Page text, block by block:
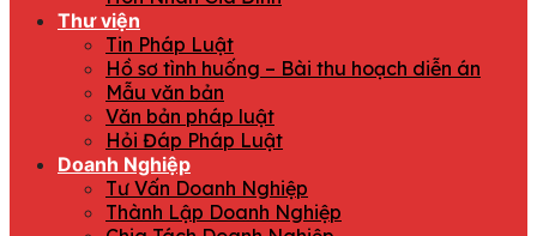
Thư viện
Tin Pháp Luật
Hồ sơ tình huống – Bài thu hoạch diễn án
Mẫu văn bản
Văn bản pháp luật
Hỏi Đáp Pháp Luật
Doanh Nghiệp
Tư Vấn Doanh Nghiệp
Thành Lập Doanh Nghiệp